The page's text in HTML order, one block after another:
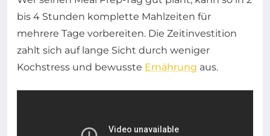
bis 4 Stunden komplette Mahlzeiten für
mehrere Tage vorbereiten. Die Zeitinvestition
zahlt sich auf lange Sicht durch weniger
Kochstress und bewusste Ernährung aus.